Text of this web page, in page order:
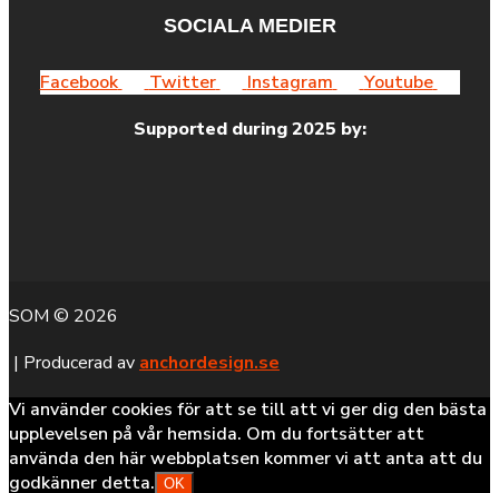
SOCIALA MEDIER
Facebook Twitter Instagram
Youtube
Supported during 2025 by:
SOM © 2026
| Producerad av anchordesign.se
Vi använder cookies för att se till att vi ger dig den bästa
upplevelsen på vår hemsida. Om du fortsätter att
använda den här webbplatsen kommer vi att anta att du
godkänner detta. OK